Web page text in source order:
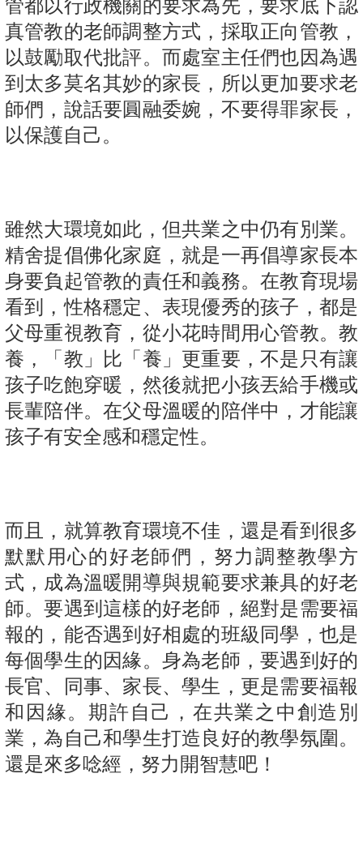
管都以行政機關的要求為先，要求底下認
真管教的老師調整方式，採取正向管教，
以鼓勵取代批評。而處室主任們也因為遇
到太多莫名其妙的家長，所以更加要求老
師們，說話要圓融委婉，不要得罪家長，
以保護自己。
雖然大環境如此，但共業之中仍有別業。
精舍提倡佛化家庭，就是一再倡導家長本
身要負起管教的責任和義務。在教育現場
看到，性格穩定、表現優秀的孩子，都是
父母重視教育，從小花時間用心管教。教
養，「教」比「養」更重要，不是只有讓
孩子吃飽穿暖，然後就把小孩丟給手機或
長輩陪伴。在父母溫暖的陪伴中，才能讓
孩子有安全感和穩定性。
而且，就算教育環境不佳，還是看到很多
默默用心的好老師們，努力調整教學方
式，成為溫暖開導與規範要求兼具的好老
師。要遇到這樣的好老師，絕對是需要福
報的，能否遇到好相處的班級同學，也是
每個學生的因緣。身為老師，要遇到好的
長官、同事、家長、學生，更是需要福報
和因緣。期許自己，在共業之中創造別
業，為自己和學生打造良好的教學氛圍。
還是來多唸經，努力開智慧吧！